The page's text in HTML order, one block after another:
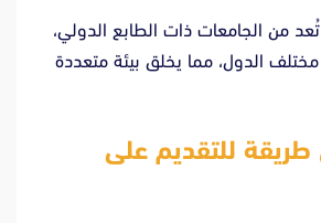
من الجامعات ذات الطابع الدولي،
الدول، مما يخلق بيئة متعددة
للتقديم على